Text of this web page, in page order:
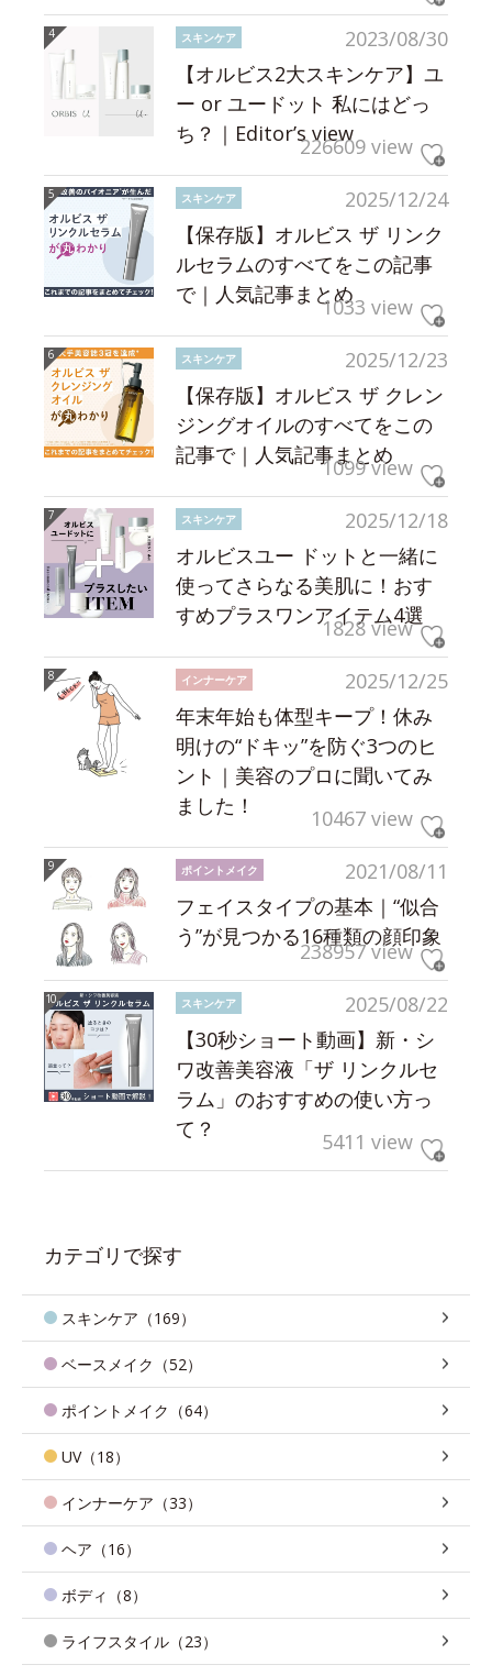
2023/08/30
スキンケア
【オルビス2大スキンケア】ユ
ー or ユードット 私にはどっ
ち？｜Editor’s view226609 view
2025/12/24
スキンケア
【保存版】オルビス ザ リンク
ルセラムのすべてをこの記事
で｜人気記事まとめ1033 view
2025/12/23
スキンケア
【保存版】オルビス ザ クレン
ジングオイルのすべてをこの
記事で｜人気記事まとめ
1099 view
2025/12/18
スキンケア
オルビスユー ドットと一緒に
使ってさらなる美肌に！おす
すめプラスワンアイテム4選
1828 view
2025/12/25
インナーケア
年末年始も体型キープ！休み
明けの“ドキッ”を防ぐ3つのヒ
ント｜美容のプロに聞いてみ
ました！
10467 view
2021/08/11
ポイントメイク
フェイスタイプの基本｜“似合
う”が見つかる16種類の顔印象
238957 view
2025/08/22
スキンケア
【30秒ショート動画】新・シ
ワ改善美容液「ザ リンクルセ
ラム」のおすすめの使い方っ
て？
5411 view
カテゴリで探す
スキンケア（169）
ベースメイク（52）
ポイントメイク（64）
UV（18）
インナーケア（33）
ヘア（16）
ボディ（8）
ライフスタイル（23）